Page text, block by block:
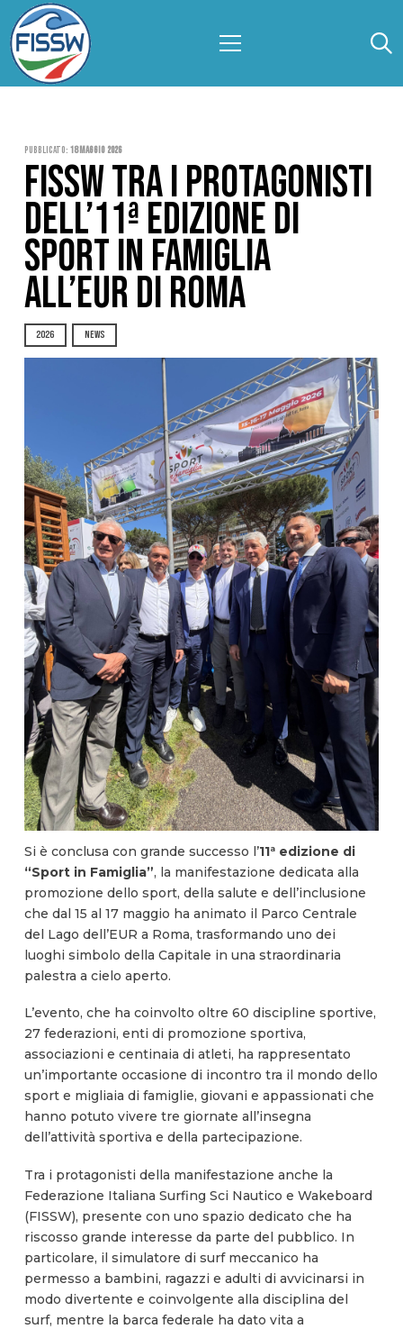
Pubblicato: 18 Maggio 2026
FISSW TRA I PROTAGONISTI
DELL’11ª EDIZIONE DI
SPORT IN FAMIGLIA
ALL’EUR DI ROMA
2026 NEWS
Si è conclusa con grande successo l’11ª edizione di
“Sport in Famiglia”, la manifestazione dedicata alla
promozione dello sport, della salute e dell’inclusione
che dal 15 al 17 maggio ha animato il Parco Centrale
del Lago dell’EUR a Roma, trasformando uno dei
luoghi simbolo della Capitale in una straordinaria
palestra a cielo aperto.
L’evento, che ha coinvolto oltre 60 discipline sportive,
27 federazioni, enti di promozione sportiva,
associazioni e centinaia di atleti, ha rappresentato
un’importante occasione di incontro tra il mondo dello
sport e migliaia di famiglie, giovani e appassionati che
hanno potuto vivere tre giornate all’insegna
dell’attività sportiva e della partecipazione.
Tra i protagonisti della manifestazione anche la
Federazione Italiana Surfing Sci Nautico e Wakeboard
(FISSW), presente con uno spazio dedicato che ha
riscosso grande interesse da parte del pubblico. In
particolare, il simulatore di surf meccanico ha
permesso a bambini, ragazzi e adulti di avvicinarsi in
modo divertente e coinvolgente alla disciplina del
surf, mentre la barca federale ha dato vita a